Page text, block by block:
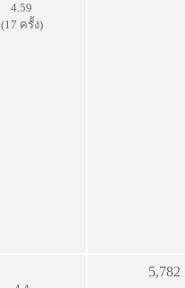
4.59
(17 ครั้ง)
5,782